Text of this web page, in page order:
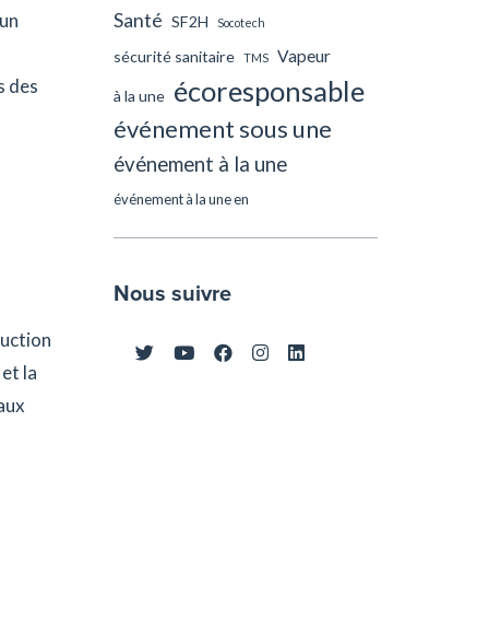
des
la
Santé SF2H Socotech
sécurité sanitaire TMS Vapeur
à la une écoresponsable
événement sous une
événement à la une
événement à la une en
Nous suivre